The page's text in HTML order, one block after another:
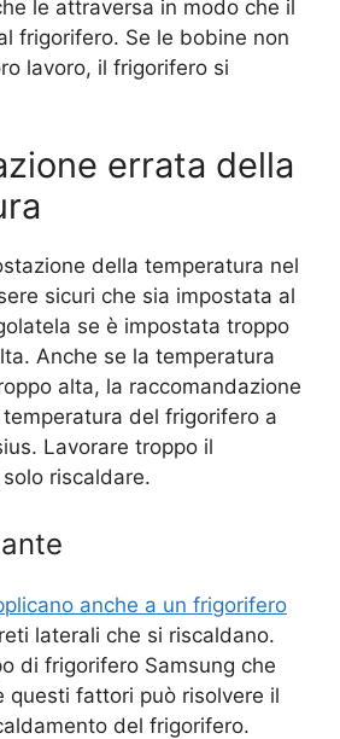
le attraversa in modo che il
frigorifero. Se le bobine non
lavoro, il frigorifero si
errata della
della temperatura nel
sicuri che sia impostata al
se è impostata troppo
Anche se la temperatura
alta, la raccomandazione
del frigorifero a
Lavorare troppo il
riscaldare.
anche a un frigorifero
laterali che si riscaldano.
di frigorifero Samsung che
questi fattori può risolvere il
del frigorifero.